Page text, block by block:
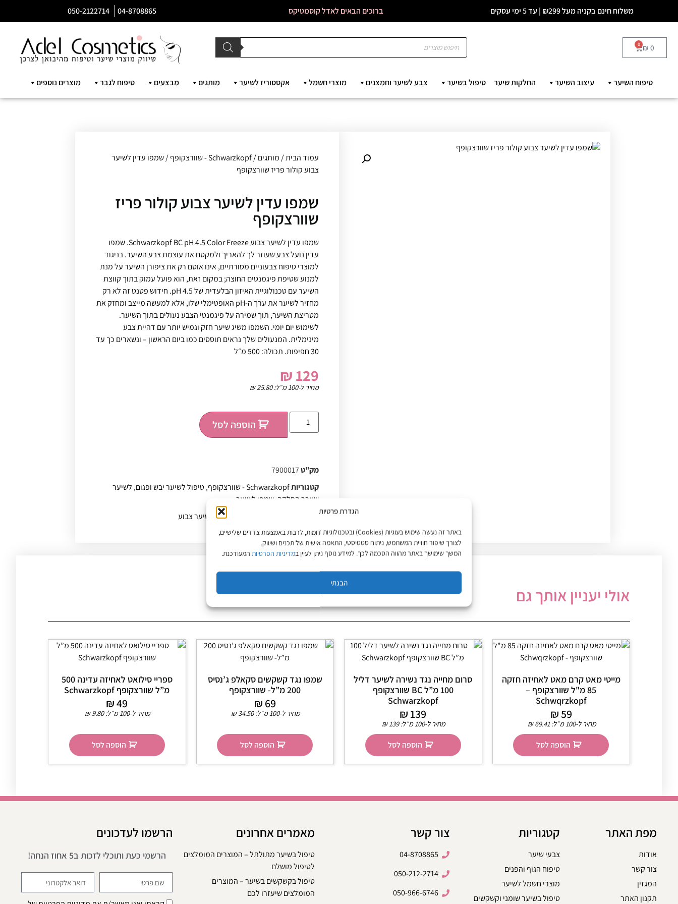
הגדרת פרטיות
באתר זה נעשה שימוש בעוגיות (Cookies) ובטכנולוגיות דומות, לרבות באמצעות צדדים שלישיים,
לצורך שיפור חוויית המשתמש, ניתוח סטטיסטי, התאמה אישית של תכנים ושיווק.
המשך שימושך באתר מהווה הסכמה לכך. למידע נוסף ניתן לעיין במדיניות הפרטיות המעודכנת.
הבנתי
משלוח חינם בקניה מעל ₪299 | עד 5 ימי עסקים ברוכים הבאים לאדל קוסמטיקס 04-8708865
050-2122714
₪ 0
0
טיפוח השיער עיצוב השיער החלקות שיער טיפול בשיער צבע לשיער וחמצנים מוצרי חשמל אקססוריז לשיער מותגים מבצעים טיפוח לגבר מוצרים נוספים
עמוד הבית/מותגים/Schwarzkopf - שוורצקופף
/ שמפו עדין לשיער
צבוע קולור פריז שוורצקופף
שמפו עדין לשיער צבוע קולור פריז
שוורצקופף
שמפו עדין לשיער צבוע Schwarzkopf BC pH 4.5 Color Freeze. שמפו
עדין נועל צבע שעוזר לך להאריך ולמקסם את עוצמת צבע השיער. בניגוד
למוצרי טיפוח צבעוניים מסורתיים, אינו אוטם רק את ציפורן השיער על מנת
למנוע שטיפת פיגמנטים החוצה; במקום זאת, הוא פועל עמוק בתוך קווצת
השיער עם טכנולוגיית האיזון הבלעדית של pH 4.5. חידוש פטנט זה לא רק
מחזיר לשיער את ערך ה-pH האופטימלי שלו, אלא למעשה מייצב ומחזק את
מטריצת השיער, תוך שמירה על פיגמנטי הצבע נעולים בתוך השיער.
לשימוש יום יומי. השמפו משיג שיער חזק וגמיש יותר עם דהיית צבע
מינימלית. המנעולים שלך נראים תוססים כמו ביום הראשון – ונשארים כך עד
30 חפיפות. תכולה: 500 מ״ל
₪ 129
מחיר ל-100 מ״ל: ₪25.80
הוספה לסל
מק"ט7900017
קטגוריותSchwarzkopf - שוורצקופף ,טיפול לשיער יבש ופגום, לשיער
שעבר החלקה שמפו לשיער
שמפו לשיער צבוע
אולי יעניין אותך גם
מייטי מאט קרם מאט לאחיזה חזקה
85 מ"ל שוורצקופף –
Schwqrzkopf
₪59
מחיר ל-100 מ״ל: ₪69.41
הוספה לסל
סרום מחייה נגד נשירה לשיער דליל
100 מ”ל BC שוורצקופף
Schwarzkopf
₪ 139
מחיר ל-100 מ״ל: ₪139
הוספה לסל
שמפו נגד קשקשים סקאלפ ג’נסיס
200 מ”ל- שוורצקופף
₪ 69
מחיר ל-100 מ״ל: ₪34.50
הוספה לסל
ספריי סילואט לאחיזה עדינה 500
מ”ל שוורצקופף Schwarzkopf
₪49
מחיר ל-100 מ״ל: ₪9.80
הוספה לסל
מפת האתר
אודות
צור קשר
המגזין
תקנון האתר
קטגוריות
צבעי שיער
טיפוח הגוף והפנים
מוצרי חשמל לשיער
טיפול בשיער שומני וקשקשים
צור קשר
04-8708865
050-212-2714
050-966-6746
מאמרים אחרונים
טיפול בשיער מתולתל – המוצרים המומלצים
לטיפול מושלם
טיפול בקשקשים בשיער – המוצרים
המומלצים שיעזרו לכם
הרשמו לעדכונים
הרשמי כעת ותוכלי לזכות ב5 אחוז הנחה!